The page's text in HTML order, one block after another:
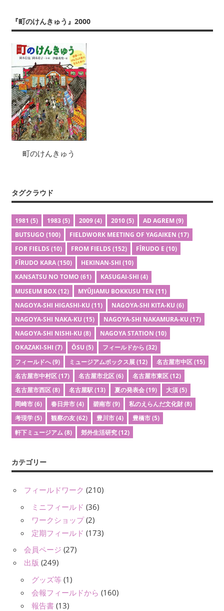
『町のけんきゅう』2000
町のけんきゅう
タグクラウド
1981 (5) 1983(5) 2009(4) 2010(5) AD AGREM(9)
BUTSUGO (100) FIELDWORK MEETING OF YAGAIKEN (17)
FOR FIELDS (10) FROM FIELDS (152) FĪRUDO E (10)
FĪRUDO KARA(150) HEKINAN-SHI (10)
KANSATSU NO TOMO (61) KASUGAI-SHI (4)
MUSEUM BOX(12) MYŪJIAMU BOKKUSU TEN (11)
NAGOYA-SHI HIGASHI-KU (11) NAGOYA-SHI KITA-KU (6)
NAGOYA-SHI NAKA-KU (15) NAGOYA-SHI NAKAMURA-KU (17)
NAGOYA-SHI NISHI-KU (8) NAGOYA STATION (10)
OKAZAKI-SHI (7) ŌSU (5) フィールドから (32)
フィールドへ(9) ミュージアムボックス展(12) 名古屋市中区(15)
名古屋市中村区(17) 名古屋市北区(6) 名古屋市東区(12)
名古屋市西区(8) 名古屋駅(13) 夏の発表会(19) 大須(5)
岡崎市(6) 春日井市(4) 碧南市(9) 私のえらんだ文化財(8)
考現学(5) 観察の友(62) 豊川市(4) 豊橋市(5)
軒下ミュージアム(8) 郊外生活研究(12)
カテゴリー
フィールドワーク (210)
ミニフィールド (36)
ワークショップ(2)
定期フィールド (173)
会員ページ (27)
出版 (249)
グッズ等 (1)
会報フィールドから (160)
報告書 (13)